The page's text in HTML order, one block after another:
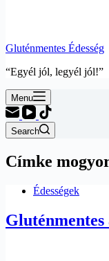
Gluténmentes Édesség
“Egyél jól, legyél jól!”
Menu
Search
Címke
Édességek